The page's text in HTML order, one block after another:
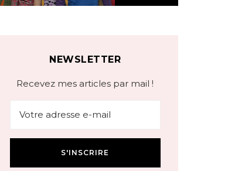
NEWSLETTER
Recevez mes articles par mail !